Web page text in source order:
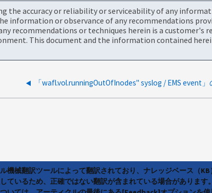
the accuracy or reliability or serviceability of any
information or observance of any recommendations
recommendations or techniques herein is a customer's
This document and the information contained
機械翻訳ツールによって翻訳されており、ナレッジベース（
ているため、正確ではない翻訳が含まれている場合がありま